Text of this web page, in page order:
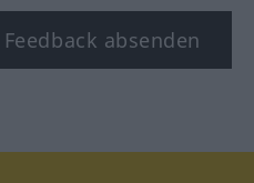
Feedback absenden